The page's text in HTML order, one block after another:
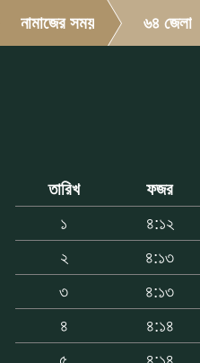
নামাজের সময় ৬৪ জেলা
তারিখ ফজর
১
৪:১২
২
৪:১৩
৩
৪:১৩
৪
৪:১৪